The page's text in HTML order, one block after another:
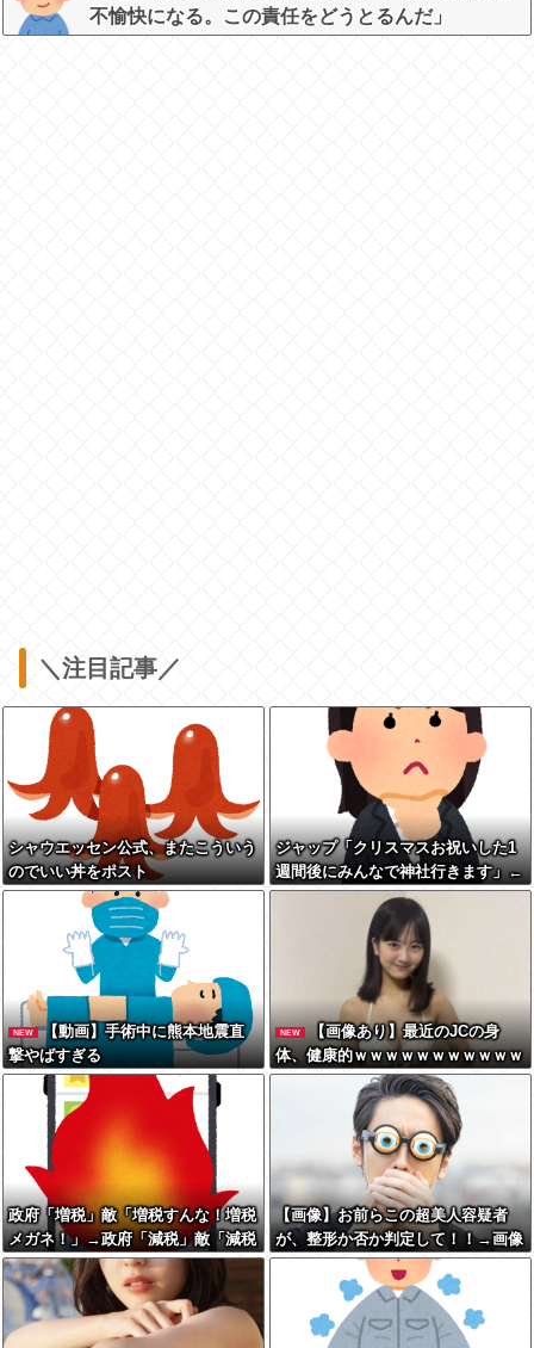
不愉快になる。この責任をどうとるんだ」
＼注目記事／
シャウエッセン公式、またこういう
のでいい丼をポスト
ジャップ「クリスマスお祝いした1
週間後にみんなで神社行きます」←
これ
NEW
【動画】手術中に熊本地震直
撃やばすぎる
NEW
【画像あり】最近のJCの身
体、健康的ｗｗｗｗｗｗｗｗｗｗｗ
ｗｗｗｗ
政府「増税」敵「増税すんな！増税
メガネ！」→政府「減税」敵「減税
すんな！社会保障どうなる！」
【画像】お前らこの超美人容疑者
が、整形か否か判定して！！→画像
がこちらw w w w w w w w w w